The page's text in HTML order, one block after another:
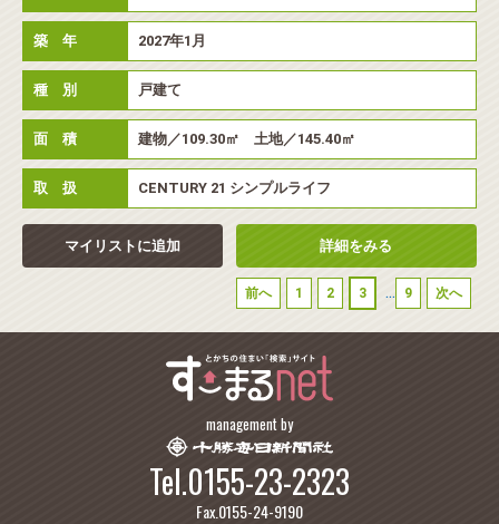
築 年 2027年1月
種 別 戸建て
面 積 建物／109.30㎡ 土地／145.40㎡
取 扱 CENTURY 21 シンプルライフ
マイリストに追加 詳細をみる
前へ 1 2 3 ... 9 次へ
management by
Tel.0155-23-2323
Fax.0155-24-9190